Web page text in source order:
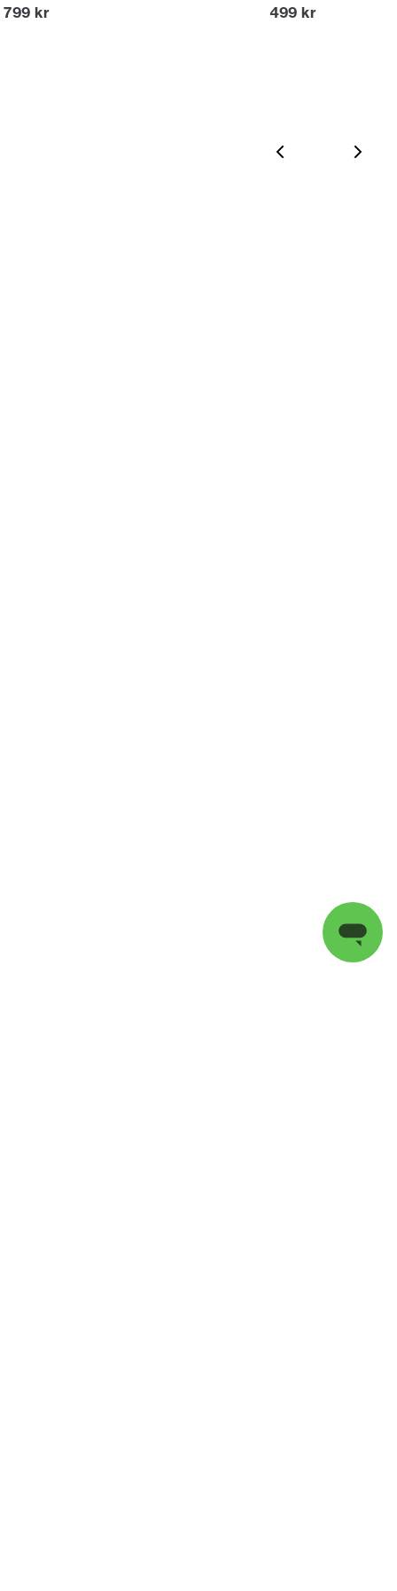
Nuvarande pris
799 kr
Nuvarande pris
499 kr